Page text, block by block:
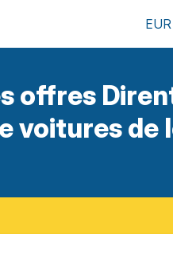
EUR
offres
voitures de